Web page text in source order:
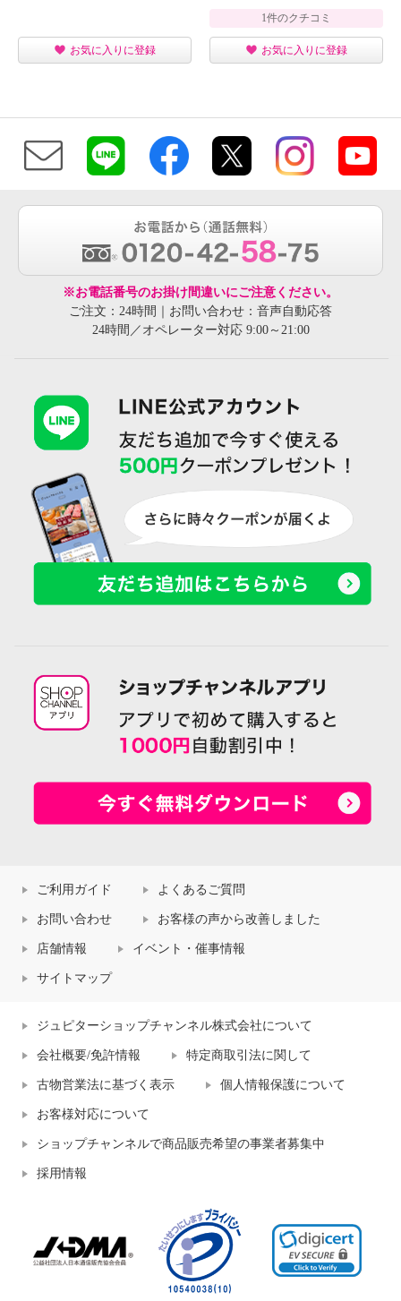
お気に入りに登録
1件のクチコミ
お気に入りに登録
※お電話番号のお掛け間違いにご注意ください。
ご注文：24時間｜お問い合わせ：音声自動応答
24時間／オペレーター対応 9:00～21:00
ご利用ガイド よくあるご質問
お問い合わせ お客様の声から改善しました
店舗情報 イベント・催事情報
サイトマップ
ジュピターショップチャンネル株式会社について
会社概要/免許情報 特定商取引法に関して
古物営業法に基づく表示 個人情報保護について
お客様対応について
ショップチャンネルで商品販売希望の事業者募集中
採用情報